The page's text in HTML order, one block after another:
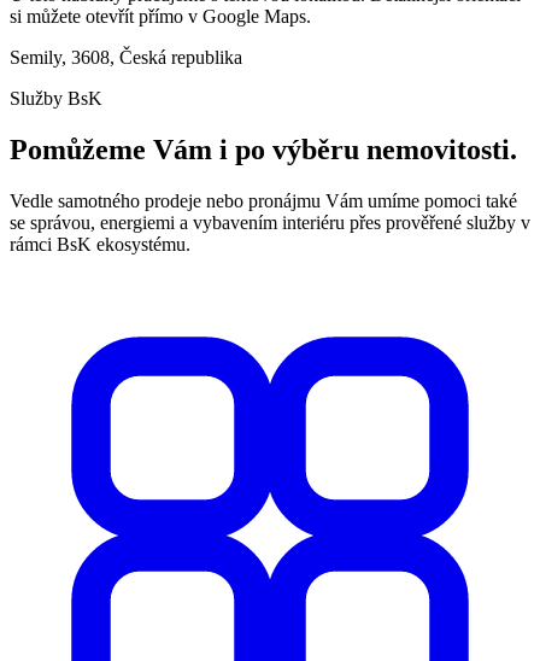
si můžete otevřít přímo v Google Maps.
Semily, 3608, Česká republika
Služby BsK
Pomůžeme Vám i po výběru nemovitosti.
Vedle samotného prodeje nebo pronájmu Vám umíme pomoci také
se správou, energiemi a vybavením interiéru přes prověřené služby v
rámci BsK ekosystému.